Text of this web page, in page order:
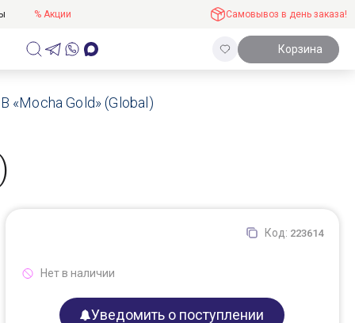
% Акции Самовывоз в день заказа!
Корзина
«Mocha Gold» (Global)
Код: 223614
Нет в наличии
Уведомить о поступлении